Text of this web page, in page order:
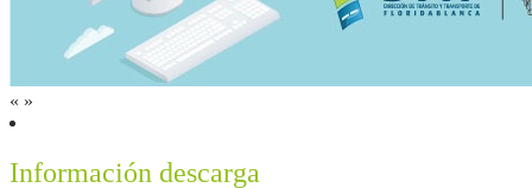
« »
Información descarga